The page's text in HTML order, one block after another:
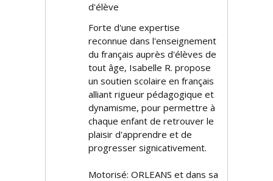
d'élève
Forte d'une expertise
reconnue dans l'enseignement
du français auprès d'élèves de
tout âge, Isabelle R. propose
un soutien scolaire en français
alliant rigueur pédagogique et
dynamisme, pour permettre à
chaque enfant de retrouver le
plaisir d'apprendre et de
progresser significativement.
Motorisé: ORLEANS et dans sa